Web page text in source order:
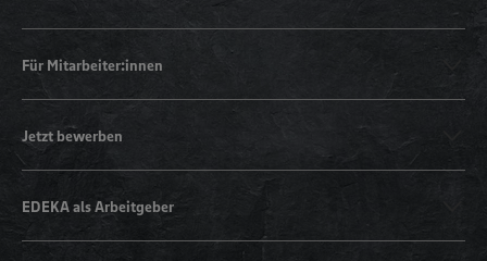
Für Mitarbeiter:innen
Jetzt bewerben
EDEKA als Arbeitgeber